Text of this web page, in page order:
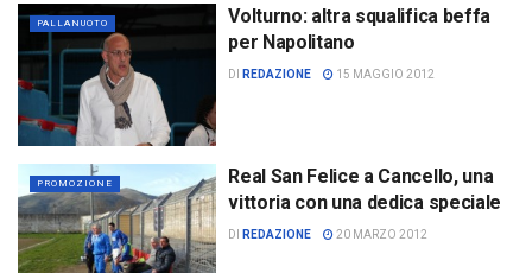
PALLANUOTO
Volturno: altra squalifica beffa
per Napolitano
DI REDAZIONE 15 MAGGIO 2012
PROMOZIONE
Real San Felice a Cancello, una
vittoria con una dedica speciale
DI REDAZIONE 20 MARZO 2012